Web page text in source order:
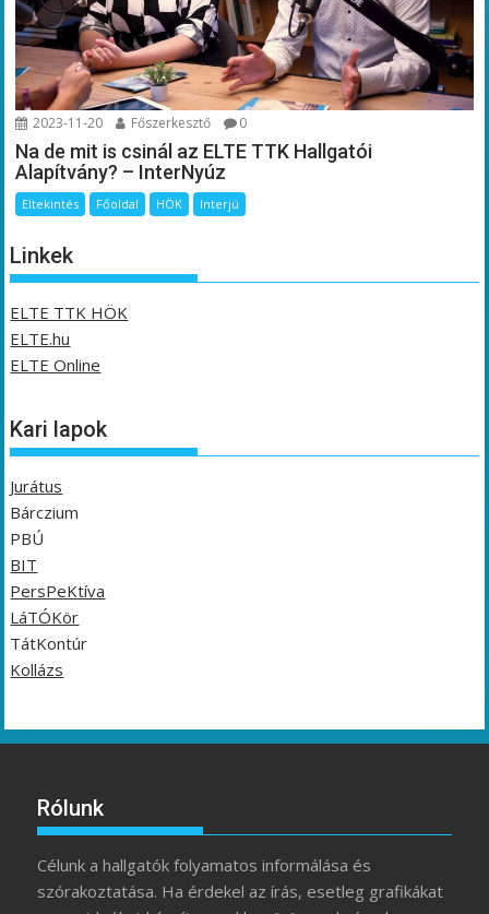
2023-11-20 Főszerkesztő 0
Na de mit is csinál az ELTE TTK Hallgatói
Alapítvány? – InterNyúz
Eltekintés Főoldal HÖK Interjú
Linkek
ELTE TTK HÖK
ELTE.hu
ELTE Online
Kari lapok
Jurátus
Bárczium
PBÚ
BIT
PersPeKtíva
LáTÓKör
TátKontúr
Kollázs
Rólunk
Célunk a hallgatók folyamatos informálása és
szórakoztatása. Ha érdekel az írás, esetleg grafikákat